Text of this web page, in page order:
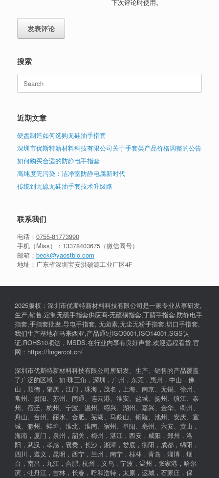
下次评论时使用。
搜索
Search
for:
近期文章
硬盘制造如何选购无硅油手指套
深圳市优斯特新材料科技有限公司关于手套类产品价格调整的公告
如何购买合适的防静电手指套
高纯度无污染：洁净室防静电腐新时代
传统到无硫无硅油手套技术升级路
联系我们
电话： 0755-81773990
手机（Miss）： 13378403675 （微信同号）
邮箱： beck@yaostbio.com
地址：广东省深圳宝安洪硕源工业厂区4F
2025版权：深圳市优斯特新材料科技有限公司是一家专业从事研发,
生产,销售,定制无硫手指套供应商-无硫磺指套,丁腈手指套,防静电手
指套,手指套批发,导电手指套, 无卤素,无尘无粉手指套,切口手指套,
我们生产基地在马来西亚,产品通过ISO9001,ISO14001,SGS认
证,ROHS10项达，MSDS.在行业内享有良好声誉,欢迎远程看货.官
网：https://fingercot.cn/
深圳市优斯特新材料科技有限公司所研发、生产、销售的产品覆盖
了广泛的区域，如:珠三角，深圳，广州，东莞，惠州，中山，佛
山，顺德，肇庆，江门，珠海，茂名，上海、南京、无锡、徐州、
常州、贵阳、苏州、南通、连云港、淮安、盐城、扬州、镇江、泰
州、宿迁、杭州、宁波、温州、绍兴、湖州、嘉兴、金华、衢州、
舟山、台州、丽水、合肥、芜湖、马鞍山、铜陵、池州、安庆、宣
城、滁州、蚌埠、淮北、淮南、宿州、阜阳、亳州、六安、黄山，
海南，厦门，泉州，韶关，梅州，湛江，西安，咸阳，郑州，洛
阳，武汉，孝感，襄樊，长沙，湘潭，娄底，衡阳，成都，绵阳，
四川，遵义，昆明，西宁，兰州，南宁，桂林，青岛，淄博，烟
台，南昌，九江，合肥, 杭州，义乌，宁波，温州，张家港，哈尔
滨，牡丹江，吉林，长春，呼和浩特，太原，运城，石家庄，保